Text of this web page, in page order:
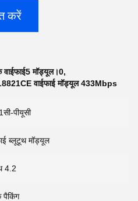
करें
मॉड्यूल।0,
वाईफाई मॉड्यूल 433Mbps
पीयूसी
ब्लूटूथ मॉड्यूल
4.2
पैकिंग